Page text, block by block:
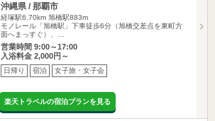
沖縄県 / 那覇市
経塚駅6.70km 旭橋駅883m
モノレール「旭橋駅」下車徒歩6分（旭橋交差点を東町方
面へまっすぐ）、…
営業時間 9:00～17:00
入浴料金 2,000円～
日帰り 宿泊 女子旅・女子会
楽天トラベルの宿泊プランを見る